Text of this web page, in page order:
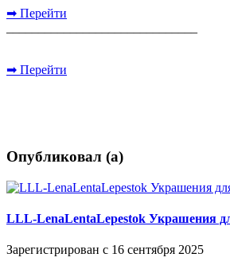
➡ Перейти
➡ Перейти
Опубликовал (а)
LLL-LenaLentaLepestok Украшения
Зарегистрирован с 16 сентября 2025